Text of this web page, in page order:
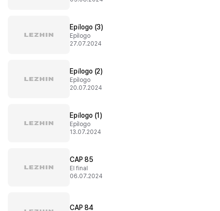
Epílogo (3)
Epílogo
27.07.2024
Epílogo (2)
Epílogo
20.07.2024
Epílogo (1)
Epílogo
13.07.2024
CAP 85
El final
06.07.2024
CAP 84